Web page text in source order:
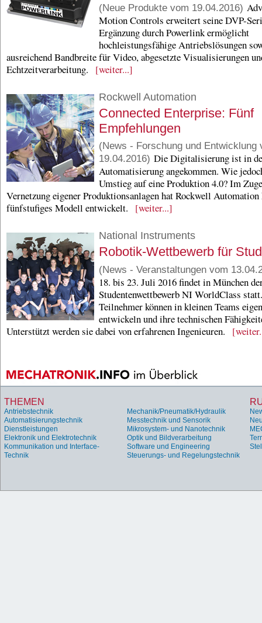
(Neue Produkte vom 19.04.2016)
Motion Controls erweitert seine DVP-
Ergänzung durch Powerlink ermöglicht
hochleistungsfähige Antriebslösungen
ausreichend Bandbreite für Video, abgesetzte Visualisierungen
Echtzeitverarbeitung. [weiter...]
Rockwell Automation
Connected Enterprise: Fünf
Empfehlungen
(News - Forschung und Entwicklung
19.04.2016) Die Digitalisierung ist in
Automatisierung angekommen. Wie
Umstieg auf eine Produktion 4.0? Im
Vernetzung eigener Produktionsanlagen hat Rockwell
fünfstufiges Modell entwickelt. [weiter...]
National Instruments
Robotik-Wettbewerb für
(News - Veranstaltungen vom
18. bis 23. Juli 2016 findet in München
Studentenwettbewerb NI WorldClass
Teilnehmer können in kleinen Teams
entwickeln und ihre technischen
Unterstützt werden sie dabei von erfahrenen Ingenieuren.
THEMEN
Antriebstechnik
Automatisierungstechnik
Dienstleistungen
Elektronik und Elektrotechnik
Kommunikation und Interface-
Technik
Mechanik/Pneumatik/Hydraulik
Messtechnik und Sensorik
Mikrosystem- und Nanotechnik
Optik und Bildverarbeitung
Software und Engineering
Steuerungs- und Regelungstechnik